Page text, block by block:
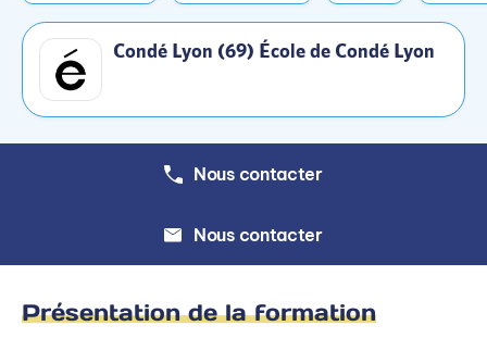
Condé Lyon (69) École de Condé Lyon
Nous contacter
Nous contacter
Présentation de la formation